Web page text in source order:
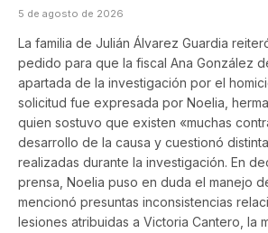
5 de agosto de 2026
La familia de Julián Álvarez Guardia
pedido para que la fiscal Ana González
apartada de la investigación por el
solicitud fue expresada por Noelia,
quien sostuvo que existen «muchas
desarrollo de la causa y cuestionó
realizadas durante la investigación. En
prensa, Noelia puso en duda el manejo
mencionó presuntas inconsistencias
lesiones atribuidas a Victoria Cantero, la